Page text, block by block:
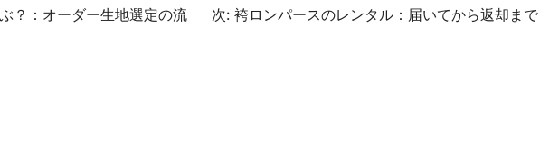
？：オーダー生地選定の流
次: 袴ロンパースのレンタル：届いてから返却まで